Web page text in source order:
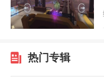
热门专辑